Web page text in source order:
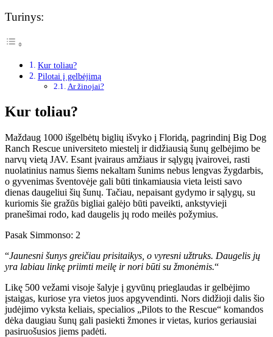
Turinys:
Kur toliau?
Pilotai į gelbėjimą
Ar žinojai?
Kur toliau?
Maždaug 1000 išgelbėtų biglių išvyko į Floridą, pagrindinį Big Dog
Ranch Rescue universiteto miestelį ir didžiausią šunų gelbėjimo be
narvų vietą JAV. Esant įvairaus amžiaus ir sąlygų įvairovei, rasti
nuolatinius namus šiems nekaltam šunims nebus lengvas žygdarbis,
o gyvenimas šventovėje gali būti tinkamiausia vieta leisti savo
dienas daugeliui šių šunų. Tačiau, nepaisant gydymo ir sąlygų, su
kuriomis šie gražūs bigliai galėjo būti paveikti, ankstyvieji
pranešimai rodo, kad daugelis jų rodo meilės požymius.
Pasak Simmonso: 2
“Jaunesni šunys greičiau prisitaikys, o vyresni užtruks. Daugelis jų
yra labiau linkę priimti meilę ir nori būti su žmonėmis.“
Likę 500 vežami visoje šalyje į gyvūnų prieglaudas ir gelbėjimo
įstaigas, kuriose yra vietos juos apgyvendinti. Nors didžioji dalis šio
judėjimo vyksta keliais, specialios „Pilots to the Rescue“ komandos
dėka daugiau šunų gali pasiekti žmones ir vietas, kurios geriausiai
pasiruošusios jiems padėti.